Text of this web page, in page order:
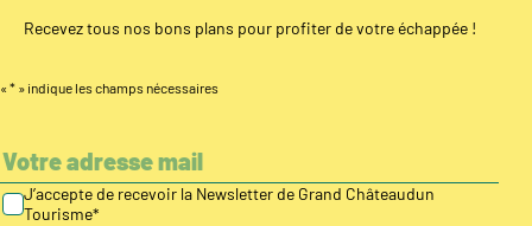
Recevez tous nos bons plans pour profiter de votre échappée !
« * » indique les champs nécessaires
J’accepte de recevoir la Newsletter de Grand Châteaudun
Tourisme*